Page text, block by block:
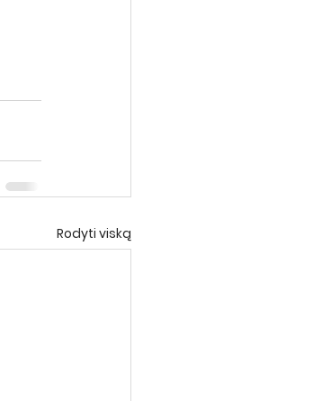
Rodyti viską